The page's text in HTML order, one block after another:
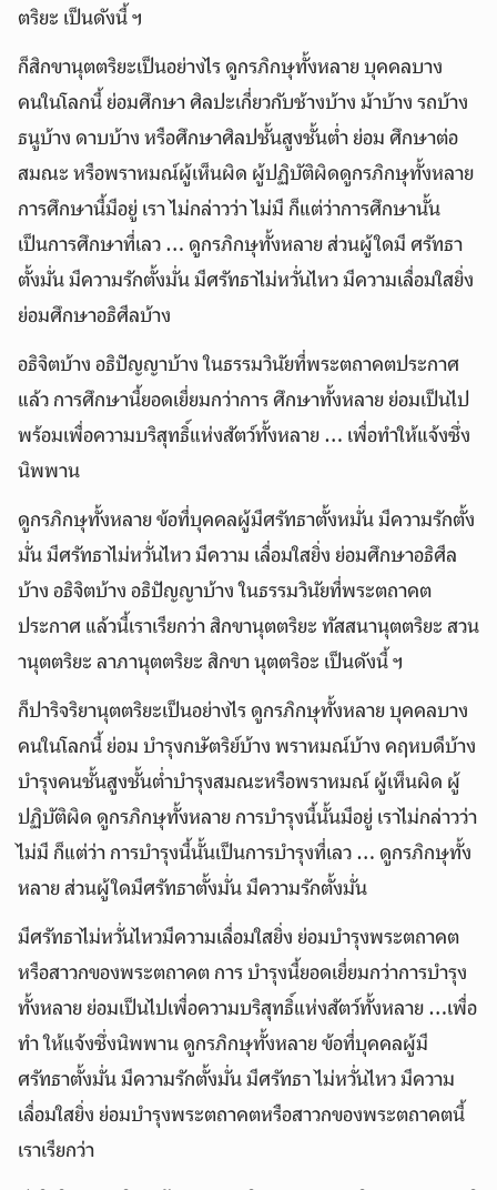
ตริยะ เป็นดังนี้ ฯ
ก็สิกขานุตตริยะเป็นอย่างไร ดูกรภิกษุทั้งหลาย บุคคลบาง
คนในโลกนี้ ย่อมศึกษา ศิลปะเกี่ยวกับช้างบ้าง ม้าบ้าง รถบ้าง
ธนูบ้าง ดาบบ้าง หรือศึกษาศิลปชั้นสูงชั้นต่ำ ย่อม ศึกษาต่อ
สมณะ หรือพราหมณ์ผู้เห็นผิด ผู้ปฏิบัติผิดดูกรภิกษุทั้งหลาย
การศึกษานี้มีอยู่ เรา ไม่กล่าวว่า ไม่มี ก็แต่ว่าการศึกษานั้น
เป็นการศึกษาที่เลว … ดูกรภิกษุทั้งหลาย ส่วนผู้ใดมี ศรัทธา
ตั้งมั่น มีความรักตั้งมั่น มีศรัทธาไม่หวั่นไหว มีความเลื่อมใสยิ่ง
ย่อมศึกษาอธิศีลบ้าง
อธิจิตบ้าง อธิปัญญาบ้าง ในธรรมวินัยที่พระตถาคตประกาศ
แล้ว การศึกษานี้ยอดเยี่ยมกว่าการ ศึกษาทั้งหลาย ย่อมเป็นไป
พร้อมเพื่อความบริสุทธิ์แห่งสัตว์ทั้งหลาย … เพื่อทำให้แจ้งซึ่ง
นิพพาน
ดูกรภิกษุทั้งหลาย ข้อที่บุคคลผู้มีศรัทธาตั้งหมั่น มีความรักตั้ง
มั่น มีศรัทธาไม่หวั่นไหว มีความ เลื่อมใสยิ่ง ย่อมศึกษาอธิศีล
บ้าง อธิจิตบ้าง อธิปัญญาบ้าง ในธรรมวินัยที่พระตถาคต
ประกาศ แล้วนี้เราเรียกว่า สิกขานุตตริยะ ทัสสนานุตตริยะ สวน
านุตตริยะ ลาภานุตตริยะ สิกขา นุตตริอะ เป็นดังนี้ ฯ
ก็ปาริจริยานุตตริยะเป็นอย่างไร ดูกรภิกษุทั้งหลาย บุคคลบาง
คนในโลกนี้ ย่อม บำรุงกษัตริย์บ้าง พราหมณ์บ้าง คฤหบดีบ้าง
บำรุงคนชั้นสูงชั้นต่ำบำรุงสมณะหรือพราหมณ์ ผู้เห็นผิด ผู้
ปฏิบัติผิด ดูกรภิกษุทั้งหลาย การบำรุงนี้นั้นมีอยู่ เราไม่กล่าวว่า
ไม่มี ก็แต่ว่า การบำรุงนี้นั้นเป็นการบำรุงที่เลว … ดูกรภิกษุทั้ง
หลาย ส่วนผู้ใดมีศรัทธาตั้งมั่น มีความรักตั้งมั่น
มีศรัทธาไม่หวั่นไหวมีความเลื่อมใสยิ่ง ย่อมบำรุงพระตถาคต
หรือสาวกของพระตถาคต การ บำรุงนี้ยอดเยี่ยมกว่าการบำรุง
ทั้งหลาย ย่อมเป็นไปเพื่อความบริสุทธิ์แห่งสัตว์ทั้งหลาย …เพื่อ
ทำ ให้แจ้งซึ่งนิพพาน ดูกรภิกษุทั้งหลาย ข้อที่บุคคลผู้มี
ศรัทธาตั้งมั่น มีความรักตั้งมั่น มีศรัทธา ไม่หวั่นไหว มีความ
เลื่อมใสยิ่ง ย่อมบำรุงพระตถาคตหรือสาวกของพระตถาคตนี้
เราเรียกว่า